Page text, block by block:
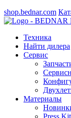
shop.bednar.com
Техника
Найти дилера
Сервис
Материалы
Press Kit